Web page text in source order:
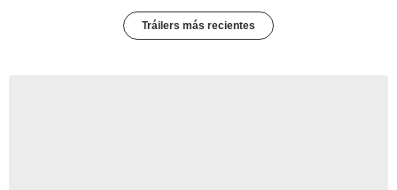
Tráilers más recientes